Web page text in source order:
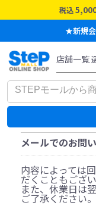
税込
★新規
メールでのお問
内容によっては
だくこともござ
また、休業日は
ご了承ください。